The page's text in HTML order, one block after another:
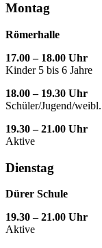
Montag
Römerhalle
17.00 – 18.00 Uhr
Kinder 5 bis 6 Jahre
18.00 – 19.30 Uhr
Schüler/Jugend/
19.30 – 21.00 Uhr
Aktive
Dienstag
Dürer Schule
19.30 – 21.00 Uhr
Aktive